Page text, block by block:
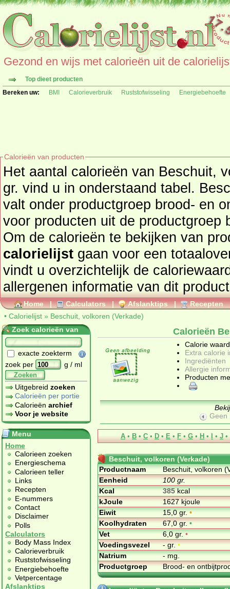
Gezond en wijs met calorieën uit de
Top dieet producten
Bereken uw:
BMI Calorieverbruik Ruststofwisseling Energiebehoefte
Calorieën van producten
Het aantal calorieën van Beschuit,
gr. vind u in onderstaand tabel.
valt onder productgroep brood- en ontbijtproducten, kijk hier
voor producten uit de productgroep
Om de calorieën te bekijken van
calorielijst gaan voor een totaaloverzicht. In onderstaand tabel
vindt u overzichtelijk de caloriewaarden,
allergenen informatie van dit
Home | Calculators | Afslanktips | Recepten
• Calorielijst » Beschuit, volkoren (Verkade)
Zoek calorieën van
exacte zoekterm
zoek per
g / ml
Zoeken
Uitgebreid zoeken
Calorieën per portie
Calorieën archief
Voor je website
Menu
Home
Calorieen zoeken
Energieschema
Calorieen teller
Links
Recepten
E-nummers
Contact
Disclaimer
Polls
Calculators
Body Mass Index
Calorieverbruik
Ruststofwisseling
Energiebehoefte
Vetpercentage
Afslanktips
Calorieën
Calorie
Extra calorie
Ingrediënten
Allergie
Producten
Geen
A • B • C • D • E • F • G • H • I • J •
Beschuit, volkoren (Verkade)
Productnaam
Beschuit, volkoren
Eenheid
100 gr.
Kcal
385kcal
kJoule
1627 kjoule
Eiwit
15,0 gr.•
Koolhydraten
67,0 gr.•
Vet
6,0 gr.•
Voedingsvezel
- gr.•
Natrium
- mg.
Productgroep
Brood- en